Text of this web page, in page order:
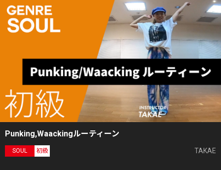
Punking,Waackingルーティーン
SOUL 初級 TAKAE